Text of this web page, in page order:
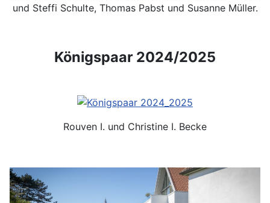
und Steffi Schulte, Thomas Pabst und Susanne Müller.
Königspaar 2024/2025
Rouven I. und Christine I. Becke